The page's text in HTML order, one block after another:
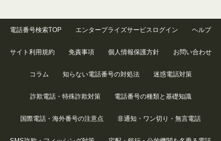
電話番号検索TOP エンタープライズサービスログイン ヘルプ
サイト利用規約 免責事項 個人情報保護方針 お問い合わせ
コラム 知らない電話番号の対処法 迷惑電話対策
詐欺電話・特殊詐欺対策 電話番号の種類と基礎知識
国際電話・海外番号の注意点 非通知・ワン切り・無言電話